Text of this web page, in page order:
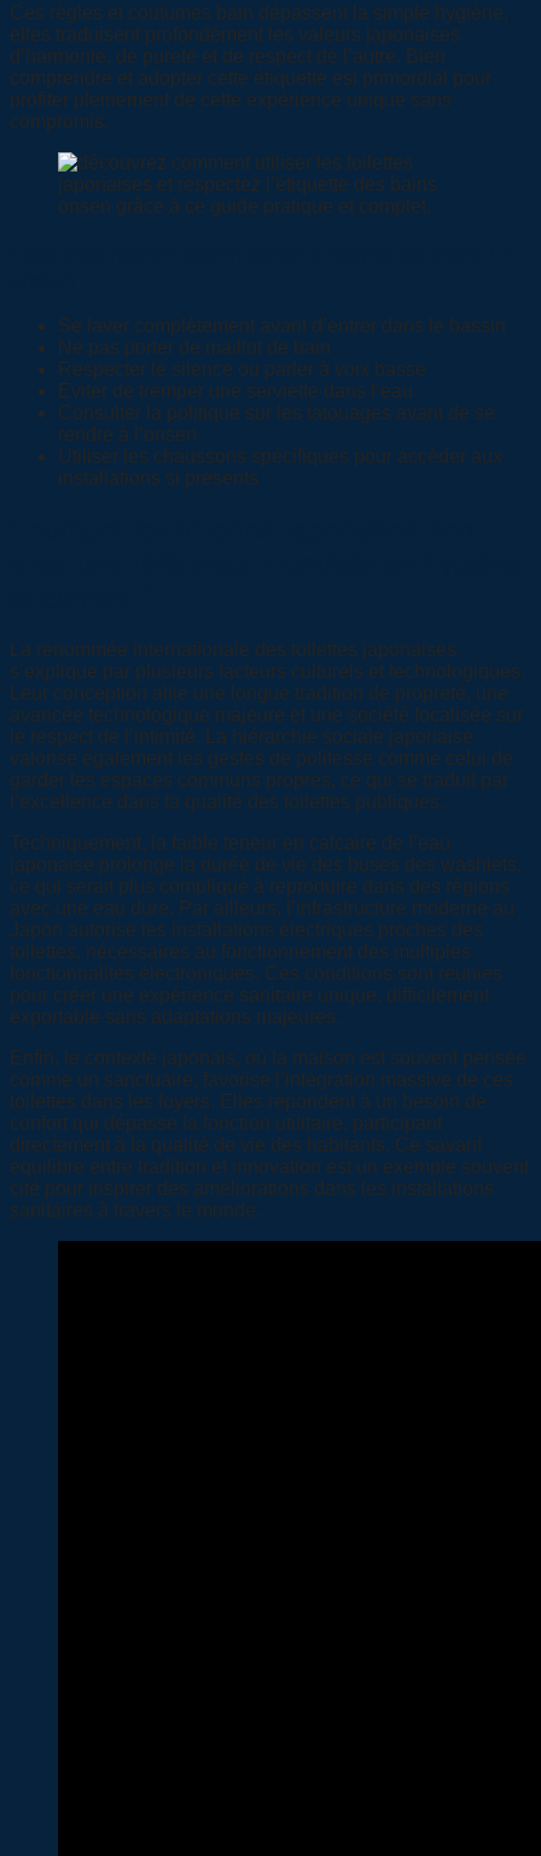
Ces règles et coutumes bain dépassent la simple hygiène,
elles traduisent profondément les valeurs japonaises
d’harmonie, de pureté et de respect de l’autre. Bien
comprendre et adopter cette étiquette est primordial pour
profiter pleinement de cette expérience unique sans
compromis.
Se laver complètement avant d’entrer dans le bassin
Ne pas porter de maillot de bain
Respecter le silence ou parler à voix basse
Éviter de tremper une serviette dans l’eau
Consulter la politique sur les tatouages avant de se
rendre à l’onsen
Utiliser les chaussons spécifiques pour accéder aux
installations si présents
La renommée internationale des toilettes japonaises
s’explique par plusieurs facteurs culturels et technologiques.
Leur conception allie une longue tradition de propreté, une
avancée technologique majeure et une société focalisée sur
le respect de l’intimité. La hiérarchie sociale japonaise
valorise également les gestes de politesse comme celui de
garder les espaces communs propres, ce qui se traduit par
l’excellence dans la qualité des toilettes publiques.
Techniquement, la faible teneur en calcaire de l’eau
japonaise prolonge la durée de vie des buses des washlets,
ce qui serait plus compliqué à reproduire dans des régions
avec une eau dure. Par ailleurs, l’infrastructure moderne au
Japon autorise les installations électriques proches des
toilettes, nécessaires au fonctionnement des multiples
fonctionnalités électroniques. Ces conditions sont réunies
pour créer une expérience sanitaire unique, difficilement
exportable sans adaptations majeures.
Enfin, le contexte japonais, où la maison est souvent pensée
comme un sanctuaire, favorise l’intégration massive de ces
toilettes dans les foyers. Elles répondent à un besoin de
confort qui dépasse la fonction utilitaire, participant
directement à la qualité de vie des habitants. Ce savant
équilibre entre tradition et innovation est un exemple souvent
cité pour inspirer des améliorations dans les installations
sanitaires à travers le monde.